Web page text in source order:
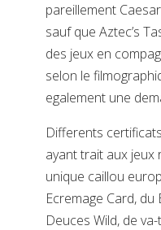
pareillement
sauf que Aztec’s
des jeux en
selon le
egalement une
Differents
ayant trait aux jeux
unique caillou
Ecremage Card, du
Deuces Wild, de